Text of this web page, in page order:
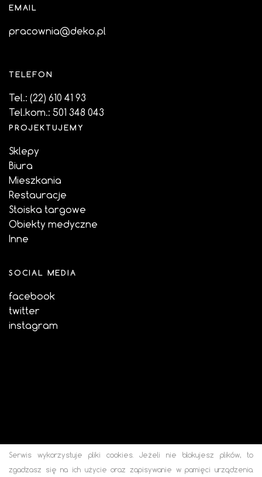
EMAIL
pracownia@deko.pl
TELEFON
Tel.: (22) 610 41 93
Tel.kom.: 501 348 043
PROJEKTUJEMY
Sklepy
Biura
Mieszkania
Restauracje
Stoiska targowe
Obiekty medyczne
Inne
SOCIAL MEDIA
facebook
twitter
instagram
Serwis wykorzystuje pliki cookies. Jeżeli nie blokujesz plików, to
zgadzasz się na ich użycie oraz zapisywanie w pamięci urządzenia.